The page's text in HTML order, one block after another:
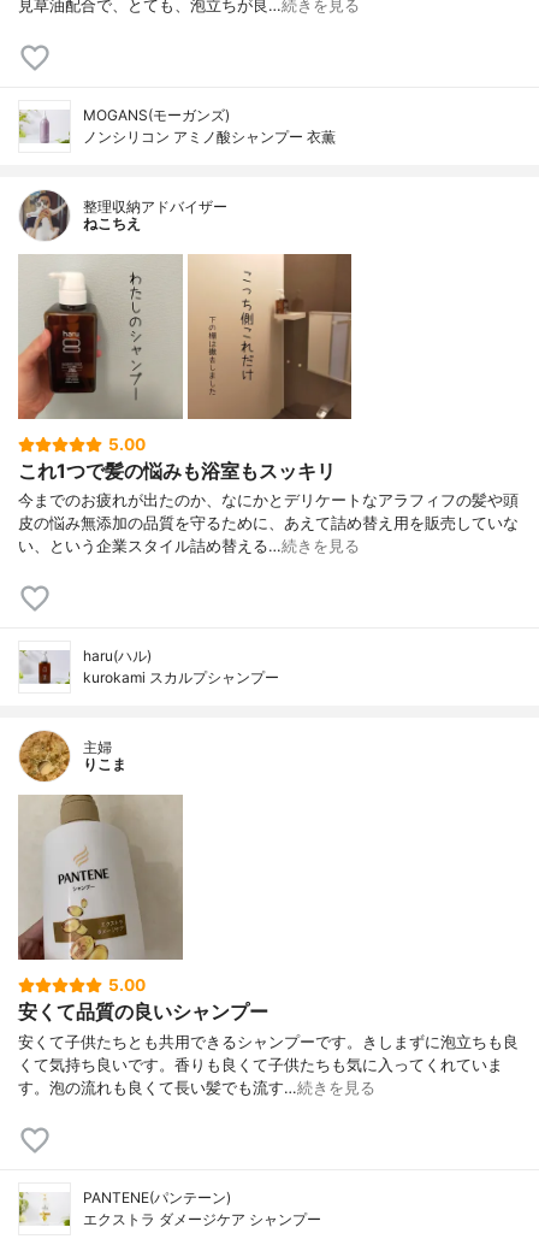
見草油配合で、とても、泡立ちが良…続きを見る
MOGANS(モーガンズ)
ノンシリコン アミノ酸シャンプー 衣薫
整理収納アドバイザー
ねこちえ
5.00
これ1つで髪の悩みも浴室もスッキリ
今までのお疲れが出たのか、なにかとデリケートなアラフィフの髪や頭
皮の悩み無添加の品質を守るために、あえて詰め替え用を販売していな
い、という企業スタイル詰め替える…続きを見る
haru(ハル)
kurokami スカルプシャンプー
主婦
りこま
5.00
安くて品質の良いシャンプー
安くて子供たちとも共用できるシャンプーです。きしまずに泡立ちも良
くて気持ち良いです。香りも良くて子供たちも気に入ってくれていま
す。泡の流れも良くて長い髪でも流す…続きを見る
PANTENE(パンテーン)
エクストラ ダメージケア シャンプー